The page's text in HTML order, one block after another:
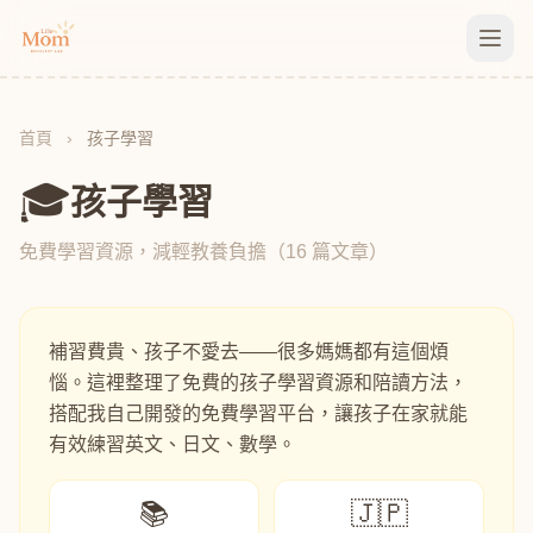
首頁 › 孩子學習
🎓孩子學習
免費學習資源，減輕教養負擔（16 篇文章）
補習費貴、孩子不愛去——很多媽媽都有這個煩
惱。這裡整理了免費的孩子學習資源和陪讀方法，
搭配我自己開發的免費學習平台，讓孩子在家就能
有效練習英文、日文、數學。
📚 🇯🇵